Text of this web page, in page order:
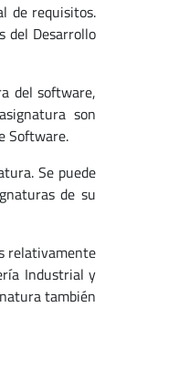
de requisitos.
del Desarrollo
del software,
son
Software.
Se puede
de su
relativamente
Industrial y
también